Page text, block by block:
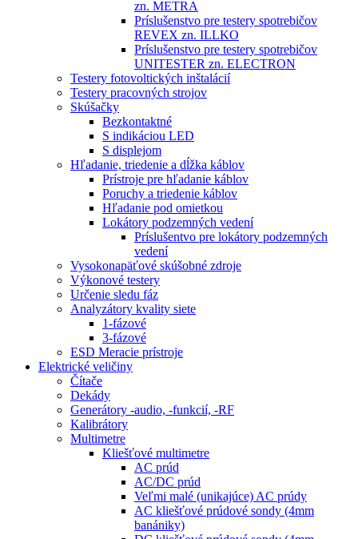
zn. METRA
Príslušenstvo pre testery spotrebičov
REVEX zn. ILLKO
Príslušenstvo pre testery spotrebičov
UNITESTER zn. ELECTRON
Testery fotovoltických inštalácií
Testery pracovných strojov
Skúšačky
Bezkontaktné
S indikáciou LED
S displejom
Hľadanie, triedenie a dĺžka káblov
Prístroje pre hľadanie káblov
Poruchy a triedenie káblov
Hľadanie pod omietkou
Lokátory podzemných vedení
Príslušentvo pre lokátory podzemných
vedení
Vysokonapäťové skúšobné zdroje
Výkonové testery
Určenie sledu fáz
Analyzátory kvality siete
1-fázové
3-fázové
ESD Meracie prístroje
Elektrické veličiny
Čítače
Dekády
Generátory -audio, -funkcií, -RF
Kalibrátory
Multimetre
Kliešťové multimetre
AC prúd
AC/DC prúd
Veľmi malé (unikajúce) AC prúdy
AC kliešťové prúdové sondy (4mm
banániky)